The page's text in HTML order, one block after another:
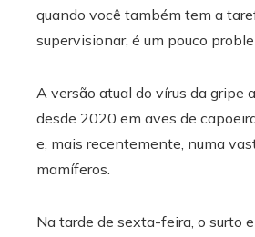
quando você também tem a
supervisionar, é um pouco
A versão atual do vírus da gripe
desde 2020 em aves de
e, mais recentemente, numa
mamíferos.
Na tarde de sexta-feira, o surto